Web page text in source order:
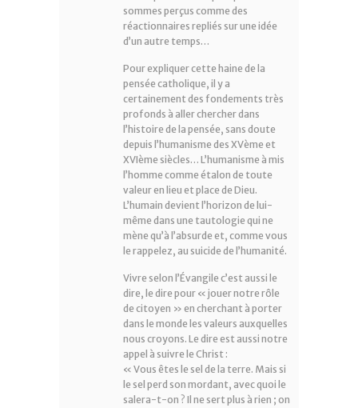
sommes perçus comme des
réactionnaires repliés sur une idée
d’un autre temps…
Pour expliquer cette haine de la
pensée catholique, il y a
certainement des fondements très
profonds à aller chercher dans
l’histoire de la pensée, sans doute
depuis l’humanisme des XVème et
XVIème siècles… L’humanisme à mis
l’homme comme étalon de toute
valeur en lieu et place de Dieu.
L’humain devient l’horizon de lui-
même dans une tautologie qui ne
mène qu’à l’absurde et, comme vous
le rappelez, au suicide de l’humanité.
Vivre selon l’Évangile c’est aussi le
dire, le dire pour « jouer notre rôle
de citoyen » en cherchant à porter
dans le monde les valeurs auxquelles
nous croyons. Le dire est aussi notre
appel à suivre le Christ :
« Vous êtes le sel de la terre. Mais si
le sel perd son mordant, avec quoi le
salera-t-on ? Il ne sert plus à rien ; on